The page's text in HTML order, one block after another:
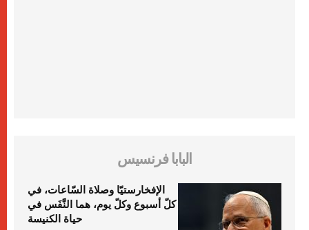
البابا فرنسيس
الإفخارستيّا وصلاة السّاعات، في
كلّ أسبوع وكلّ يوم، هما النَّفَس في
حياة الكنيسة